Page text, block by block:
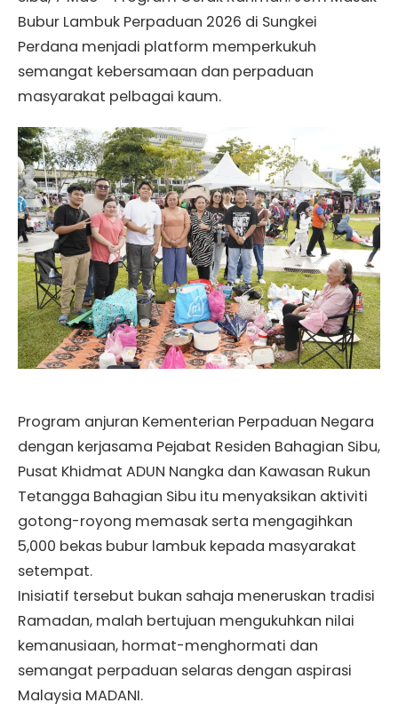
Bubur Lambuk Perpaduan 2026 di Sungkei
Perdana menjadi platform memperkukuh
semangat kebersamaan dan perpaduan
masyarakat pelbagai kaum.
Program anjuran Kementerian Perpaduan Negara
dengan kerjasama Pejabat Residen Bahagian Sibu,
Pusat Khidmat ADUN Nangka dan Kawasan Rukun
Tetangga Bahagian Sibu itu menyaksikan aktiviti
gotong-royong memasak serta mengagihkan
5,000 bekas bubur lambuk kepada masyarakat
setempat.
Inisiatif tersebut bukan sahaja meneruskan tradisi
Ramadan, malah bertujuan mengukuhkan nilai
kemanusiaan, hormat-menghormati dan
semangat perpaduan selaras dengan aspirasi
Malaysia MADANI.